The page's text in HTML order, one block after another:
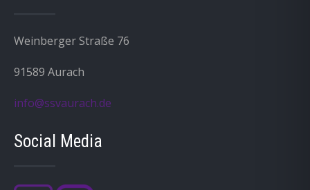
Weinberger Straße 76
91589 Aurach
info@ssvaurach.de
Social Media